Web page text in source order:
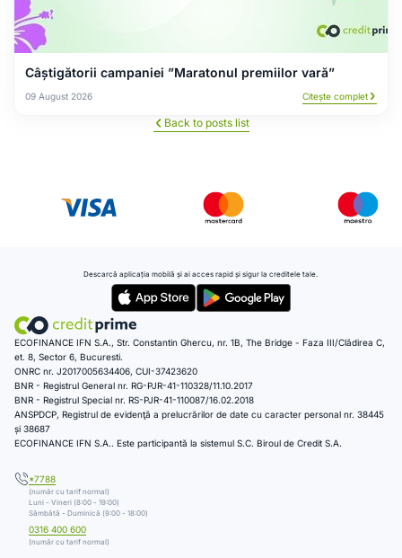
Câștigătorii campaniei ”Maratonul premiilor vară”
09 August 2026 Citește complet
Back to posts list
ECOFINANCE IFN S.A., Str. Constantin Ghercu, nr. 1B, The Bridge - Faza III/Clădirea C,
et. 8, Sector 6, Bucuresti.
ONRC nr. J2017005634406, CUI-37423620
BNR - Registrul General nr. RG-PJR-41-110328/11.10.2017
BNR - Registrul Special nr. RS-PJR-41-110087/16.02.2018
ANSPDCP, Registrul de evidenţă a prelucrărilor de date cu caracter personal nr. 38445
și 38687
ECOFINANCE IFN S.A.. Este participantă la sistemul S.C. Biroul de Credit S.A.
Descarcă aplicația mobilă și ai acces rapid și sigur la creditele tale.
*7788
(număr cu tarif normal)
Luni - Vineri (8:00 - 19:00)
Sâmbătă - Duminică (9:00 - 18:00)
0316 400 600
(număr cu tarif normal)